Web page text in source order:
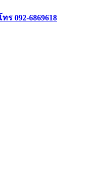
092-6869618